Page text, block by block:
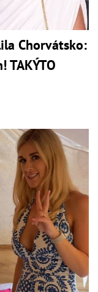
Chorvátsko:
TAKÝTO